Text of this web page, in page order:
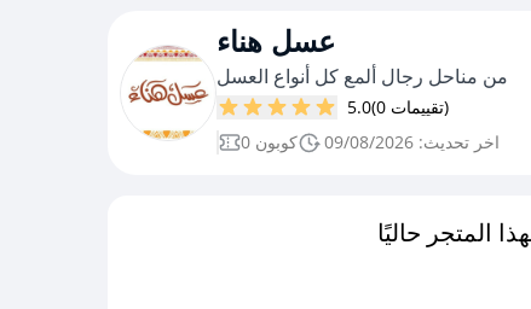
عسل هناء
من مناحل رجال ألمع كل أنواع العسل
5.0
(0 تقييمات)
0 كوبون
اخر تحديث: 09/08/2026